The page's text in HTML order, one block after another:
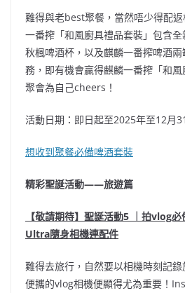
難得與老best聚餐，當然唔少得配
一番搾「和風廚具禮品套裝」包含
秋楓啤酒杯，以及麒麟一番搾啤酒
務，即有機會贏得麒麟一番搾「和
聚會為自己cheers！
活動日期：即日起至2025年至12月
想收到聚餐必備啤酒套裝
精彩聖誕活動——旅遊篇
【敬請期待】聖誕活動5 ｜拍vlog
Ultra隨身相機連配件
難得去旅行，自然要以相機時刻記
便攜的vlog相機便顯得尤為重要！